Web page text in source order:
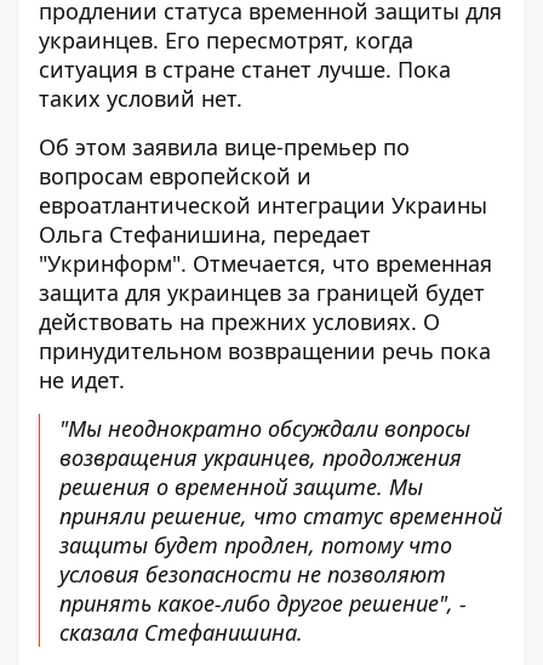
продлении статуса временной защиты для
украинцев. Его пересмотрят, когда
ситуация в стране станет лучше. Пока
таких условий нет.
Об этом заявила вице-премьер по
вопросам европейской и
евроатлантической интеграции Украины
Ольга Стефанишина, передает
"Укринформ". Отмечается, что временная
защита для украинцев за границей будет
действовать на прежних условиях. О
принудительном возвращении речь пока
не идет.
"Мы неоднократно обсуждали вопросы
возвращения украинцев, продолжения
решения о временной защите. Мы
приняли решение, что статус временной
защиты будет продлен, потому что
условия безопасности не позволяют
принять какое-либо другое решение", -
сказала Стефанишина.